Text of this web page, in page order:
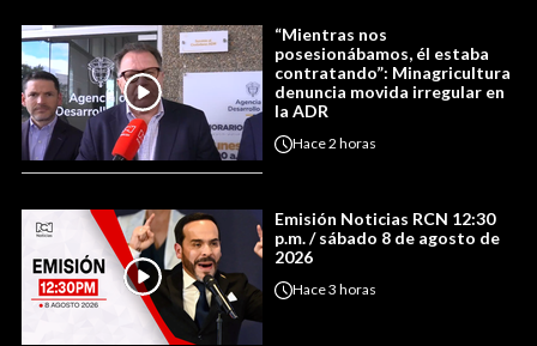
“Mientras nos
posesionábamos, él estaba
contratando”: Minagricultura
denuncia movida irregular en
la ADR
Hace2 horas
Emisión Noticias RCN 12:30
p.m. / sábado 8 de agosto de
2026
Hace3 horas